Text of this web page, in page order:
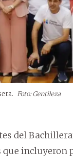
Foto: Gentileza
del
que